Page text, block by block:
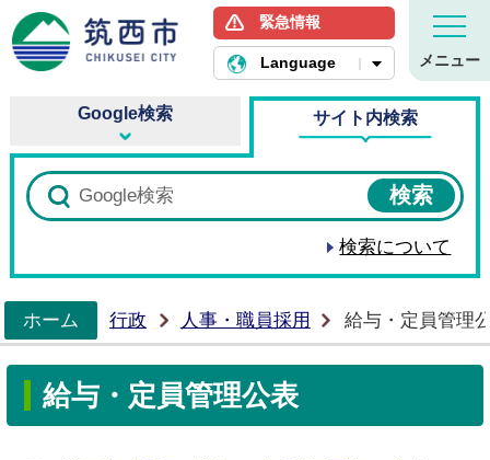
筑西市ホームページ
緊急情報
Language メニュー
Google検索 サイト内検索
検索について
ホーム
行政 人事・職員採用 給与・定員管理
給与・定員管理公表